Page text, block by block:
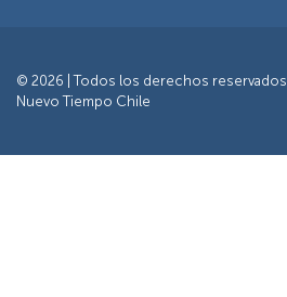
© 2026 | Todos los derechos reservados
Nuevo Tiempo Chile